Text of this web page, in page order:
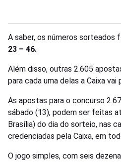
A saber, os números sorteados
23 – 46.
Além disso, outras 2.605
para cada uma delas a Caixa vai
As apostas para o concurso
sábado (13), podem ser feitas
Brasília) do dia do sorteio, nas
credenciadas pela Caixa, em
O jogo simples, com seis